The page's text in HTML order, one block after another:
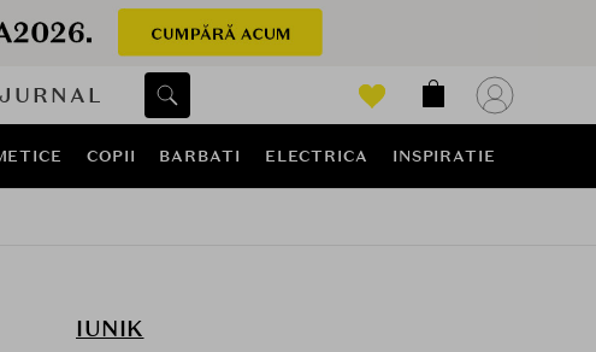
JURNAL
COPII BARBATI ELECTRICA INSPIRATIE
IUNIK